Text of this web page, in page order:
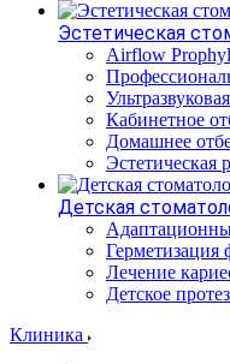
Эстетическая
Airflow
Кабинетное
Домашнее
Эстетическая
Детская
Герметизация
Лечение
Детское
Клиника